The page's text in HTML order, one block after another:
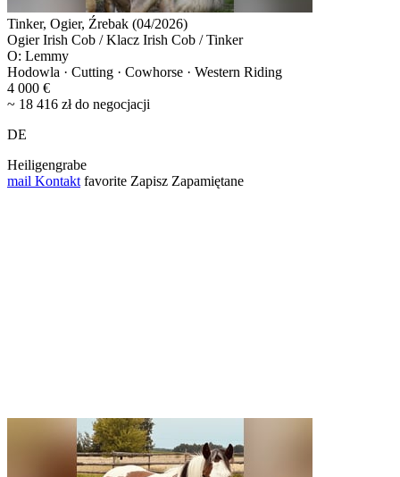
Tinker, Ogier, Źrebak (04/2026)
Ogier Irish Cob / Klacz Irish Cob / Tinker
O: Lemmy
Hodowla · Cutting · Cowhorse · Western Riding
4 000 €
~ 18 416 zł do negocjacji
DE
Heiligengrabe
mail Kontakt favorite Zapisz Zapamiętane